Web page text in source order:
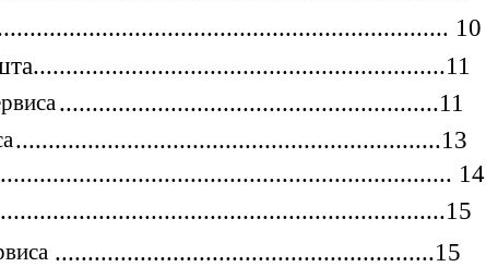
10
..........................................................11
.................................................................13
14
..........................................................15